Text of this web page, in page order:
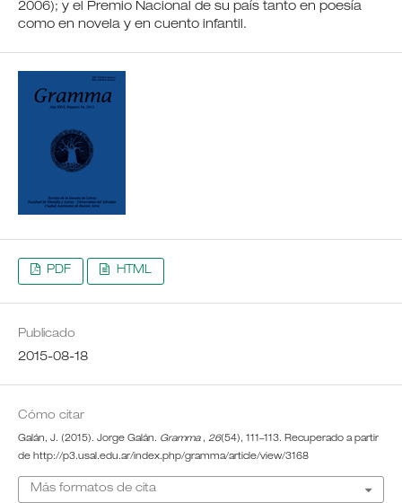
2006); y el Premio Nacional de su país tanto en poesía
como en novela y en cuento infantil.
PDF HTML
Publicado
2015-08-18
Cómo citar
Galán, J. (2015). Jorge Galán. Gramma , 26(54), 111–113. Recuperado a partir
de http://p3.usal.edu.ar/index.php/gramma/article/view/3168
Más formatos de cita